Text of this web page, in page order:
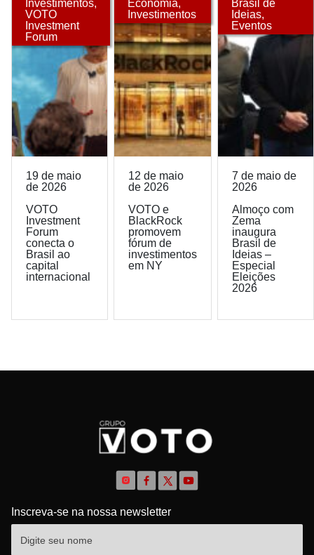
Investimentos,
VOTO
Investment
Forum
19 de maio
de 2026
VOTO
Investment
Forum
conecta o
Brasil ao
capital
internacional
Economia,
Investimentos
12 de maio
de 2026
VOTO e
BlackRock
promovem
fórum de
investimentos
em NY
Brasil de
Ideias,
Eventos
7 de maio de
2026
Almoço com
Zema
inaugura
Brasil de
Ideias –
Especial
Eleições
2026
Inscreva-se na nossa newsletter